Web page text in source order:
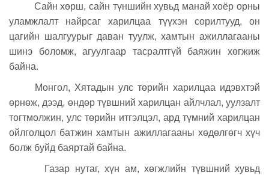
Сайн хөрш, сайн түншийн хувьд манай хоёр орны
уламжлалт найрсаг харилцаа түүхэн сорилтууд, он
цагийн шалгуурыг даван туулж, хамтын ажиллагааны
шинэ боломж, агуулгаар тасралтгүй баяжин хөгжиж
байна.
Монгол, Хятадын улс төрийн харилцаа идэвхтэй
өрнөж, дээд, өндөр түвшний харилцан айлчлал, уулзалт
тогтмолжин, улс төрийн итгэлцэл, ард түмний харилцан
ойлголцол батжин хамтын ажиллагааны хөдөлгөгч хүч
болж буйд баяртай байна.
Газар нутаг, хүн ам, хөгжлийн түвшний хувьд